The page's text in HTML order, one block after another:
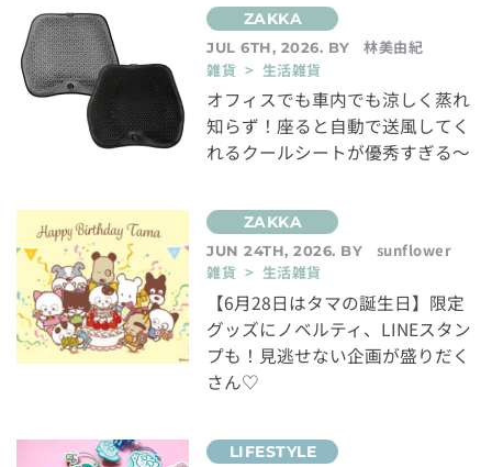
JUL 6TH, 2026. BY
林美由紀
雑貨 > 生活雑貨
オフィスでも車内でも涼しく蒸れ
知らず！座ると自動で送風してく
れるクールシートが優秀すぎる～
JUN 24TH, 2026. BY
sunflower
雑貨 > 生活雑貨
【6月28日はタマの誕生日】限定
グッズにノベルティ、LINEスタン
プも！見逃せない企画が盛りだく
さん♡